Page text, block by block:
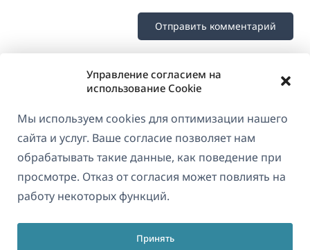
Управление согласием на
использование Cookie
Мы используем cookies для оптимизации нашего
сайта и услуг. Ваше согласие позволяет нам
обрабатывать такие данные, как поведение при
просмотре. Отказ от согласия может повлиять на
работу некоторых функций.
Принять
О WPML
GDPR и политика конфиденциальности
Присоединяйтесь к нашей команде